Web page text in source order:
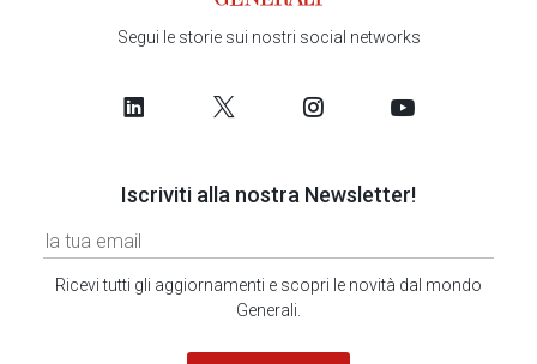
Segui le storie sui nostri social networks
Iscriviti alla nostra Newsletter!
Ricevi tutti gli aggiornamenti e scopri le novità dal mondo
Generali.